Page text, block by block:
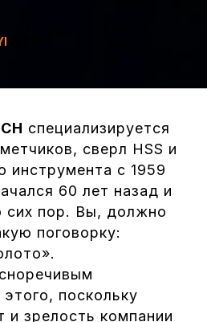
специализируется
сверл HSS и
инструмента с 1959
60 лет назад и
сих пор. Вы, должно
поговорку:
поскольку
и зрелость компании